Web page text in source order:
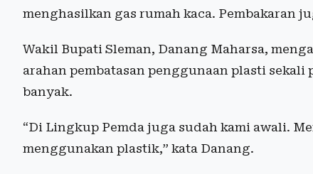
menghasilkan gas rumah kaca. Pembakaran
Wakil Bupati Sleman, Danang Maharsa,
arahan pembatasan penggunaan plasti
banyak.
“Di Lingkup Pemda juga sudah kami awali.
menggunakan plastik,” kata Danang.